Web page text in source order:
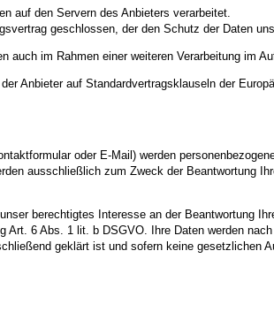
auf den Servern des Anbieters verarbeitet.
geschlossen, der den Schutz der Daten
auch im Rahmen einer weiteren Verarbeitung im
Anbieter auf Standardvertragsklauseln der
oder E-Mail) werden
ausschließlich zum Zweck der Beantwortung
berechtigtes Interesse an der Beantwortung
Art. 6 Abs. 1 lit. b DSGVO. Ihre Daten werden
geklärt ist und sofern keine gesetzlichen